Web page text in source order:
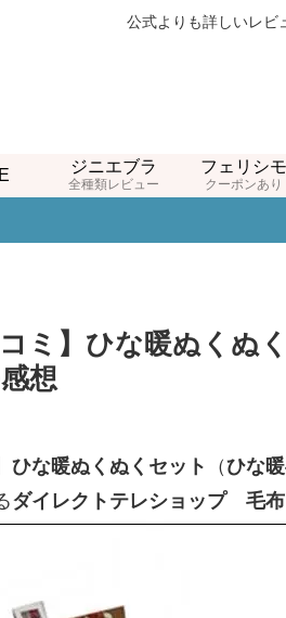
公式よりも詳しいレ
ジニエブラ
全種類レビュー
フェリシモ
クーポンあり
コミ】ひな暖ぬくぬ
想
ひな暖ぬくぬくセット （ひな
ダイレクトテレショップ 毛布